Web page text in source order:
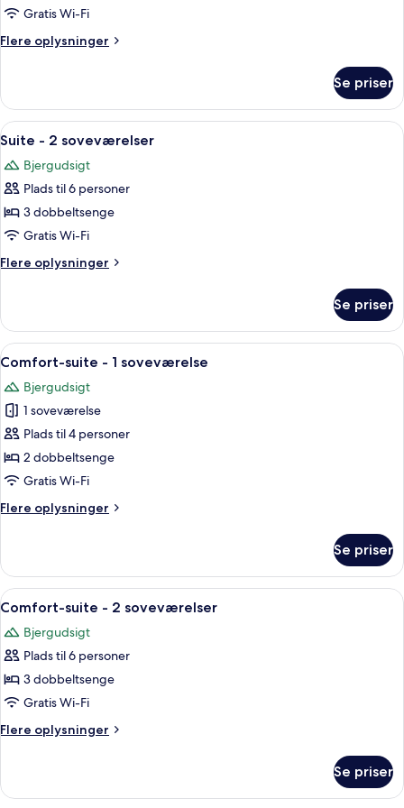
1
Gratis Wi-Fi
Flere oplysninger
Flere
-
soveværelse
Se priser
Indlæs
alle
billeder
af
Suite
-
2
soveværelser
Et soveværelse med træloft, seng,
6
Suite - 2 soveværelser
Bjergudsigt
Plads til 6 personer
3 dobbeltsenge
Gratis Wi-Fi
Flere oplysninger
Flere
-
soveværelser
Se priser
Indlæs
alle
billeder
af
Comfort-
suite
-
soveværelse
2 soveværelser, minibar, pengeskab
8
Comfort-suite - 1 soveværelse
Bjergudsigt
1 soveværelse
Plads til 4 personer
2 dobbeltsenge
Gratis Wi-Fi
Flere oplysninger
Flere
suite
1
Se priser
Indlæs
alle
billeder
af
Comfort-
suite
-
2
Comfort-suite - 2 soveværelser | 2
6
Comfort-suite - 2 soveværelser
Bjergudsigt
Plads til 6 personer
3 dobbeltsenge
Gratis Wi-Fi
Flere oplysninger
Flere
suite
Se priser